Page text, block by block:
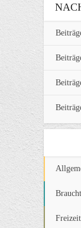
Freizeit